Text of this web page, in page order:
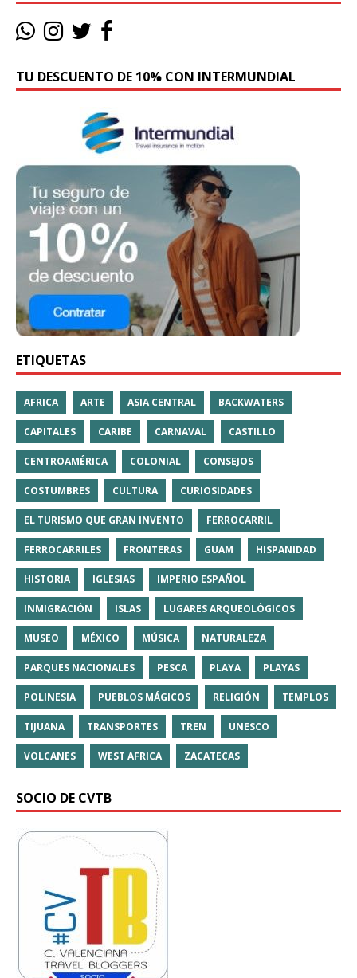
TU DESCUENTO DE 10% CON INTERMUNDIAL
ETIQUETAS
AFRICA ARTE ASIA CENTRAL BACKWATERS
CAPITALES CARIBE CARNAVAL CASTILLO
CENTROAMÉRICA COLONIAL CONSEJOS
COSTUMBRES CULTURA CURIOSIDADES
EL TURISMO QUE GRAN INVENTO FERROCARRIL
FERROCARRILES FRONTERAS GUAM HISPANIDAD
HISTORIA IGLESIAS IMPERIO ESPAÑOL
INMIGRACIÓN ISLAS LUGARES ARQUEOLÓGICOS
MUSEO MÉXICO MÚSICA NATURALEZA
PARQUES NACIONALES PESCA PLAYA PLAYAS
POLINESIA PUEBLOS MÁGICOS RELIGIÓN TEMPLOS
TIJUANA TRANSPORTES TREN UNESCO
VOLCANES WEST AFRICA ZACATECAS
SOCIO DE CVTB